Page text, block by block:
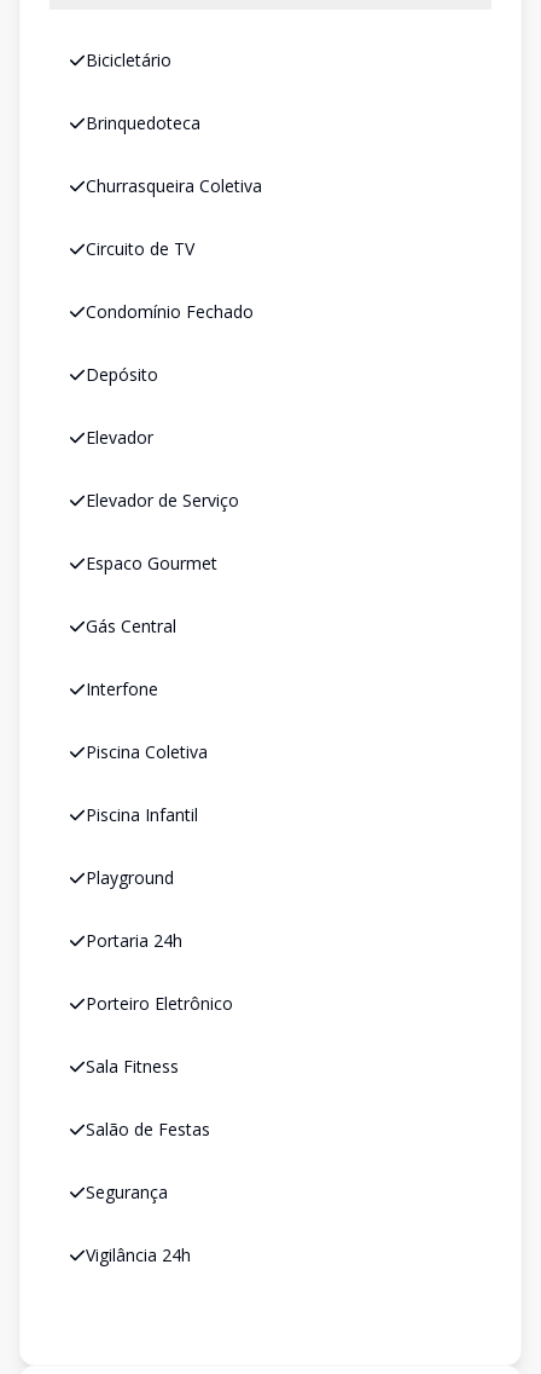
Bicicletário
Brinquedoteca
Churrasqueira Coletiva
Circuito de TV
Condomínio Fechado
Depósito
Elevador
Elevador de Serviço
Espaco Gourmet
Gás Central
Interfone
Piscina Coletiva
Piscina Infantil
Playground
Portaria 24h
Porteiro Eletrônico
Sala Fitness
Salão de Festas
Segurança
Vigilância 24h